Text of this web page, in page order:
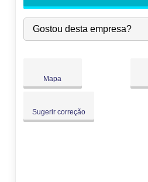
Qua:
09:00-18:00
Qui:
09:00-18:00
●
Gostou desta empresa?
Mapa
Sugerir correção